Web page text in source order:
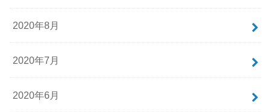
2020年8月
2020年7月
2020年6月